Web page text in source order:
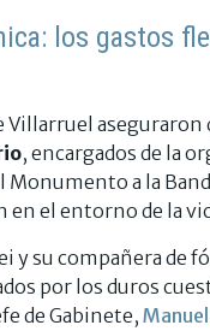
los gastos
Villarruel aseguraron
, encargados de la
a la
en el entorno de la
y su compañera de
por los duros
de Gabinete,